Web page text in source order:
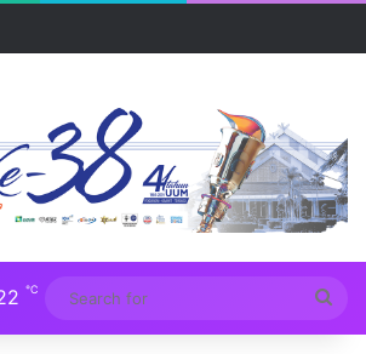
℃
for